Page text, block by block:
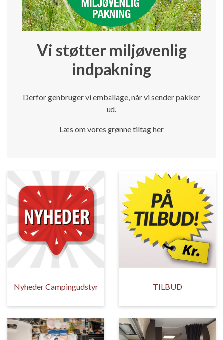
Vi støtter miljøvenlig
indpakning
Derfor genbruger vi emballage, når vi sender pakker
ud.
Læs om vores grønne tiltag her
Nyheder Campingudstyr TILBUD